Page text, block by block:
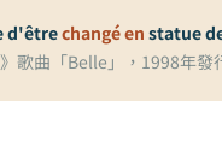
d'êtrechangé en statue
歌曲「Belle」，1998年發